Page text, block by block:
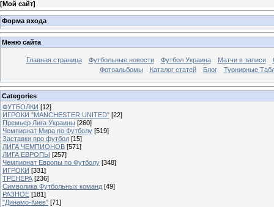
[Мой сайт]
Форма входа
Меню сайта
Главная страница Футбольные новости Футбол Украина Матчи в записи
Фотоальбомы
Каталог статей Блог Турнирные
Categories
ФУТБОЛКИ [12]
ИГРОКИ "MANCHESTER UNITED" [22]
Премьер Лига Украины [260]
Чемпионат Мира по Футболу [519]
Заставки про футбол [15]
ЛИГА ЧЕМПИОНОВ [571]
ЛИГА ЕВРОПЫ [257]
Чемпионат Европы по Футболу [348]
ИГРОКИ [331]
ТРЕНЕРА [236]
Символика Футбольных команд [49]
РАЗНОЕ [181]
"Динамо-Киев" [71]